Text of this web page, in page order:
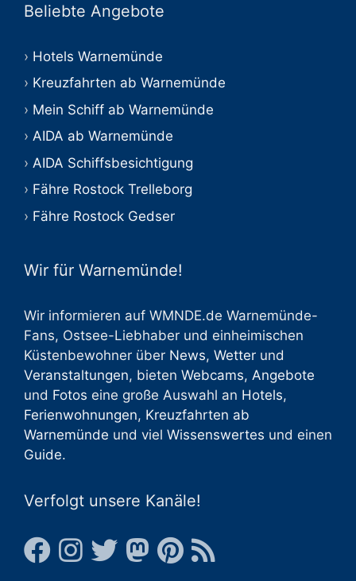
Beliebte Angebote
Hotels Warnemünde
Kreuzfahrten ab Warnemünde
Mein Schiff ab Warnemünde
AIDA ab Warnemünde
AIDA Schiffsbesichtigung
Fähre Rostock Trelleborg
Fähre Rostock Gedser
Wir für Warnemünde!
Wir informieren auf WMNDE.de Warnemünde-
Fans, Ostsee-Liebhaber und einheimischen
Küstenbewohner über News, Wetter und
Veranstaltungen, bieten Webcams, Angebote
und Fotos eine große Auswahl an Hotels,
Ferienwohnungen, Kreuzfahrten ab
Warnemünde und viel Wissenswertes und einen
Guide.
Verfolgt unsere Kanäle!